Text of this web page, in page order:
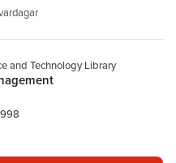
and Technology Library